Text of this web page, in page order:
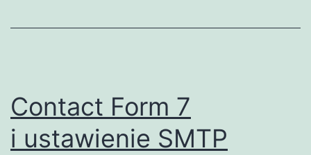
Contact Form 7
i ustawienie SMTP